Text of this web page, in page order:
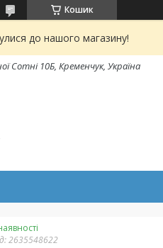
Кошик
до нашого магазину!
Сотні 10Б, Кременчук, Україна
2635548622